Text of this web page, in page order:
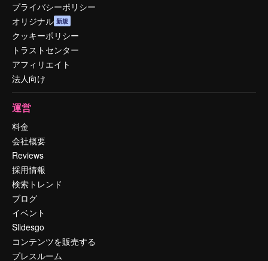
プライバシーポリシー
オリジナル 新規
クッキーポリシー
トラストセンター
アフィリエイト
法人向け
運営
料金
会社概要
Reviews
採用情報
検索トレンド
ブログ
イベント
Slidesgo
コンテンツを販売する
プレスルーム